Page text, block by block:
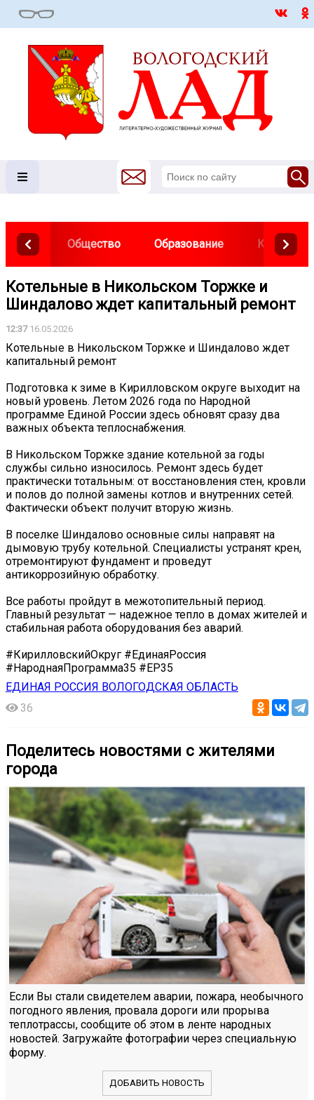
Общество Образование Культура
Котельные в Никольском Торжке и
Шиндалово ждет капитальный ремонт
12:3716.05.2026
Котельные в Никольском Торжке и Шиндалово ждет
капитальный ремонт
Подготовка к зиме в Кирилловском округе выходит на
новый уровень. Летом 2026 года по Народной
программе Единой России здесь обновят сразу два
важных объекта теплоснабжения.
В Никольском Торжке здание котельной за годы
службы сильно износилось. Ремонт здесь будет
практически тотальным: от восстановления стен, кровли
и полов до полной замены котлов и внутренних сетей.
Фактически объект получит вторую жизнь.
В поселке Шиндалово основные силы направят на
дымовую трубу котельной. Специалисты устранят крен,
отремонтируют фундамент и проведут
антикоррозийную обработку.
Все работы пройдут в межотопительный период.
Главный результат — надежное тепло в домах жителей и
стабильная работа оборудования без аварий.
#КирилловскийОкруг #ЕдинаяРоссия
#НароднаяПрограмма35 #ЕР35
ЕДИНАЯ РОССИЯ ВОЛОГОДСКАЯ ОБЛАСТЬ
36
Поделитесь новостями с жителями
города
Если Вы стали свидетелем аварии, пожара, необычного
погодного явления, провала дороги или прорыва
теплотрассы, сообщите об этом в ленте народных
новостей. Загружайте фотографии через специальную
форму.
ДОБАВИТЬ НОВОСТЬ